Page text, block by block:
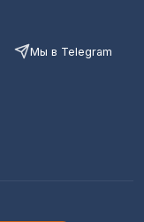
Мы в Telegram